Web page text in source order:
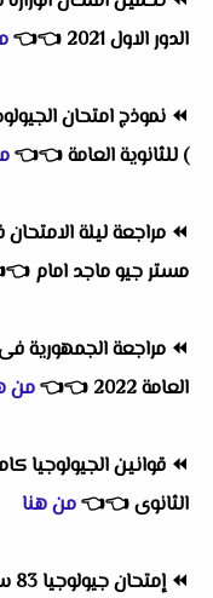
الدور الاول 2021
👈
👈
⏪ نموذج امتحان
) للثانوية العامة👈
👈
⏪ مراجعة ليلة الامتحان
مستر جيو ماجد امام 👈
⏪ مراجعة الجمهورية فى
العامة 2022
👈
👈من
⏪ قوانين الجيولوجيا
الثانوى👈
👈من هنا
⏪